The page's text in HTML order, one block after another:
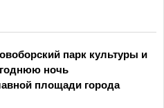
парк культуры и
ночь
площади города